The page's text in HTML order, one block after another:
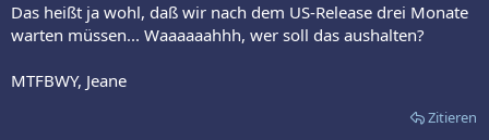
Das heißt ja wohl, daß wir nach dem US-Release drei Monate
warten müssen... Waaaaaahhh, wer soll das aushalten?
MTFBWY, Jeane
Zitieren